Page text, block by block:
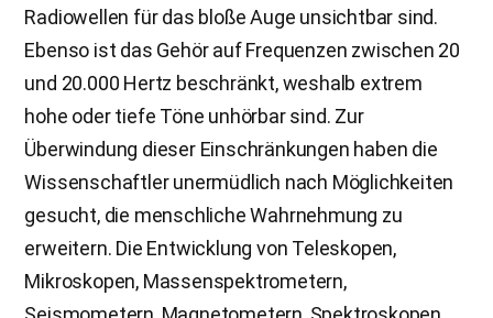
Radiowellen für das bloße Auge unsichtbar sind.
Ebenso ist das Gehör auf Frequenzen zwischen 20
und 20.000 Hertz beschränkt, weshalb extrem
hohe oder tiefe Töne unhörbar sind. Zur
Überwindung dieser Einschränkungen haben die
Wissenschaftler unermüdlich nach Möglichkeiten
gesucht, die menschliche Wahrnehmung zu
erweitern. Die Entwicklung von Teleskopen,
Mikroskopen, Massenspektrometern,